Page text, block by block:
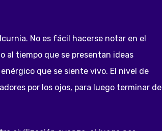
No es fácil hacerse notar en el
al tiempo que se presentan ideas
que se siente vivo. El nivel de
por los ojos, para luego terminar de